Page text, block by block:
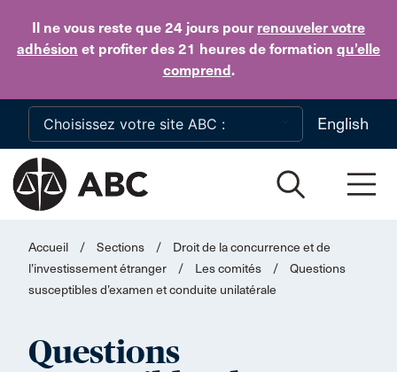
Il ne vous reste que 24 jours pour renouveler votre
adhésion et profiter des 21 heures de formation qu’elle
comprend.
Skip to main content
English
Accueil / Sections /
Droit de la concurrence et de
l’investissement étranger
/ Les comités /
Questions
susceptibles d’examen et conduite unilatérale
Questions